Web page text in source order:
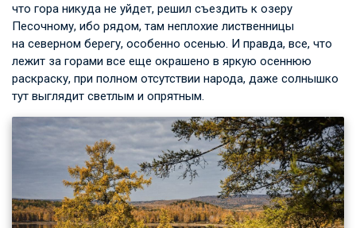
что гора никуда не уйдет, решил съездить к озеру
Песочному, ибо рядом, там неплохие лиственницы
на северном берегу, особенно осенью. И правда, все, что
лежит за горами все еще окрашено в яркую осеннюю
раскраску, при полном отсутствии народа, даже солнышко
тут выглядит светлым и опрятным.